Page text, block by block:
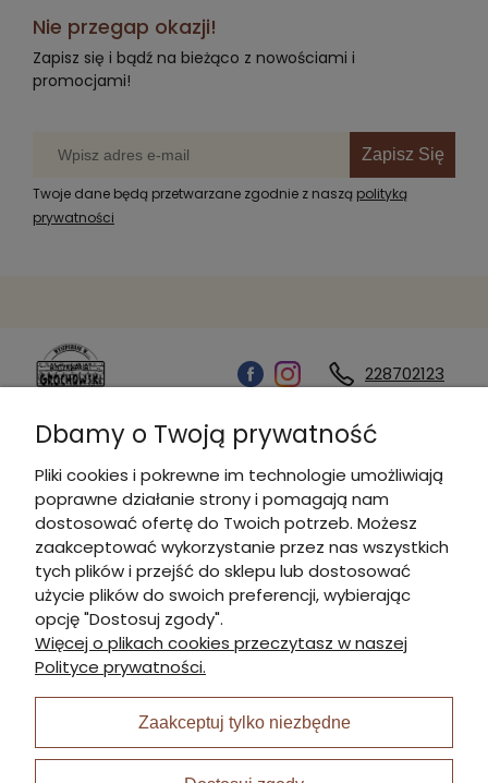
Nie przegap okazji!
Zapisz się i bądź na bieżąco z nowościami i
promocjami!
Zapisz Się
Twoje dane będą przetwarzane zgodnie z naszą polityką
prywatności
228702123
Kontakt
Informacje
Płatności i dostawa
Moje konto
I Nagroda w plabiscycie:
Dbamy o Twoją prywatność
Pliki cookies i pokrewne im technologie umożliwiają
poprawne działanie strony i pomagają nam
dostosować ofertę do Twoich potrzeb. Możesz
zaakceptować wykorzystanie przez nas wszystkich
tych plików i przejść do sklepu lub dostosować
użycie plików do swoich preferencji, wybierając
opcję "Dostosuj zgody".
Więcej o plikach cookies przeczytasz w naszej
Polityce prywatności.
Zaakceptuj tylko niezbędne